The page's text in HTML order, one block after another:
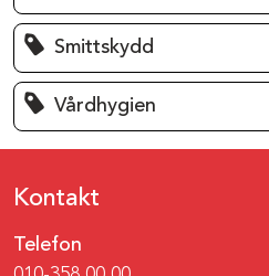
Smittskydd
Vårdhygien
Kontakt
Telefon